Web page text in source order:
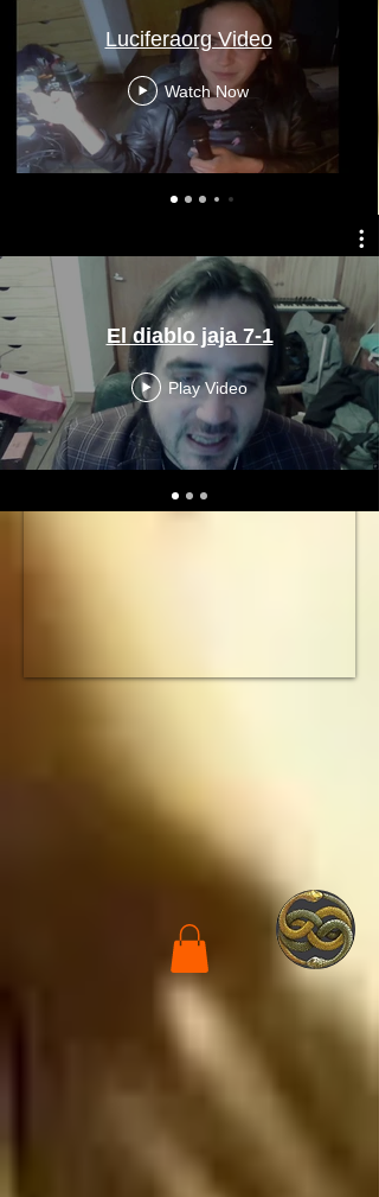
Luciferaorg Video
Watch Now
El diablo jaja 7-1
Play Video